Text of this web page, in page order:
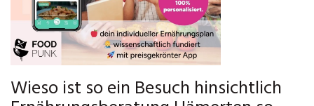
Wieso ist so ein Besuch hinsichtlich